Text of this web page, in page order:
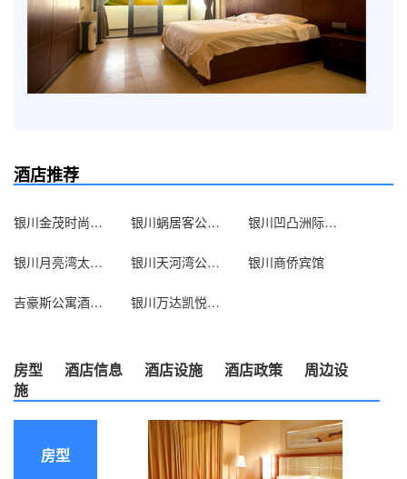
酒店推荐
银川金茂时尚酒店 银川蜗居客公寓式酒店 银川凹凸洲际酒店
银川月亮湾太空舱青年旅社 银川天河湾公寓酒店 银川商侨宾馆
吉豪斯公寓酒店（银川宝丰银座店） 银川万达凯悦精品酒店公寓
房型 酒店信息 酒店设施 酒店政策
周边设
施
房型